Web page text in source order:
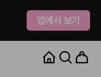
앱에서 보기